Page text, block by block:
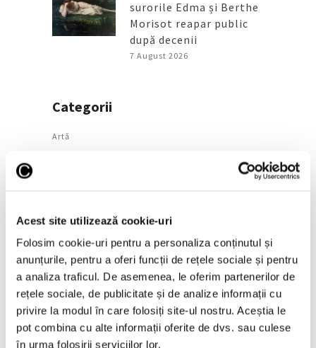
Acest site utilizează cookie-uri
Folosim cookie-uri pentru a personaliza conținutul și
anunțurile, pentru a oferi funcții de rețele sociale și pentru
a analiza traficul. De asemenea, le oferim partenerilor de
rețele sociale, de publicitate și de analize informații cu
privire la modul în care folosiți site-ul nostru. Aceștia le
pot combina cu alte informații oferite de dvs. sau culese
în urma folosirii serviciilor lor.
surorile Edma și Berthe
Morisot reapar public
după decenii
7 August 2026
Categorii
Artǎ
Urmăreşte-ne pe
Arhivă
August 2026